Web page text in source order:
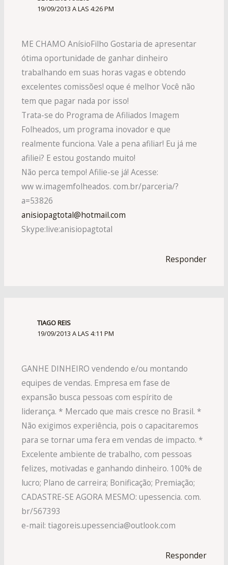
19/09/2013 A LAS 4:26 PM
ME CHAMO AnísioFilho Gostaria de apresentar
ótima oportunidade de ganhar dinheiro
trabalhando em suas horas vagas e obtendo
excelentes comissões! oque é melhor Você não
tem que pagar nada por isso!
Trata-se do Programa de Afiliados Imagem
Folheados, um programa inovador e que
realmente funciona. Vale a pena afiliar! Eu já me
afiliei? E estou gostando muito!
Não perca tempo! Afilie-se já! Acesse:
ww w.imagemfolheados. com.br/parceria/?
a=53826
anisiopagtotal@hotmail.com
Skype:live:anisiopagtotal
Responder
TIAGO REIS
19/09/2013 A LAS 4:11 PM
GANHE DINHEIRO vendendo e/ou montando
equipes de vendas. Empresa em fase de
expansão busca pessoas com espírito de
liderança. * Mercado que mais cresce no Brasil. *
Não exigimos experiência, pois o capacitaremos
para se tornar uma fera em vendas de impacto. *
Excelente ambiente de trabalho, com pessoas
felizes, motivadas e ganhando dinheiro. 100% de
lucro; Plano de carreira; Bonificação; Premiação;
CADASTRE-SE AGORA MESMO: upessencia. com.
br/567393
e-mail: tiagoreis.upessencia@outlook.c­­om
Responder